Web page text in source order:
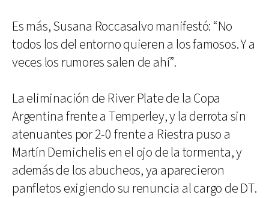
Es más, Susana Roccasalvo manifestó: “No
todos los del entorno quieren a los famosos. Y a
veces los rumores salen de ahí”.
La eliminación de River Plate de la Copa
Argentina frente a Temperley, y la derrota sin
atenuantes por 2-0 frente a Riestra puso a
Martín Demichelis en el ojo de la tormenta, y
además de los abucheos, ya aparecieron
panfletos exigiendo su renuncia al cargo de DT.